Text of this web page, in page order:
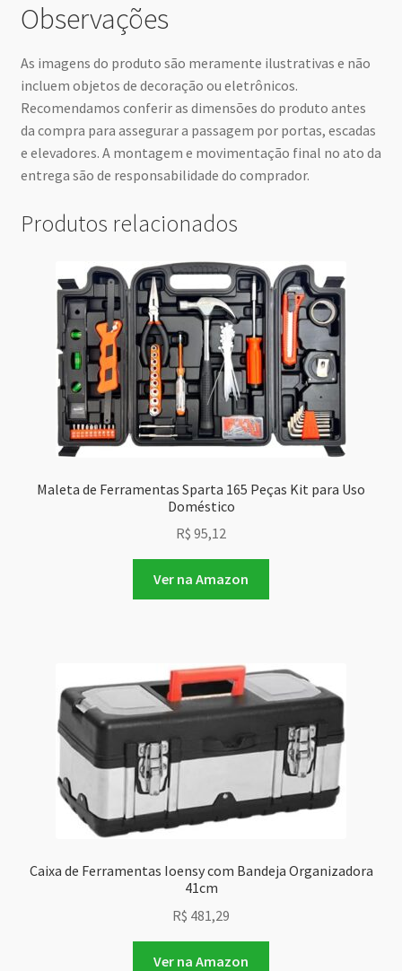
Observações
As imagens do produto são meramente ilustrativas e não
incluem objetos de decoração ou eletrônicos.
Recomendamos conferir as dimensões do produto antes
da compra para assegurar a passagem por portas, escadas
e elevadores. A montagem e movimentação final no ato da
entrega são de responsabilidade do comprador.
Produtos relacionados
Maleta de Ferramentas Sparta 165 Peças Kit para Uso
Doméstico
R$ 95,12
Ver na Amazon
Caixa de Ferramentas Ioensy com Bandeja Organizadora
41cm
R$ 481,29
Ver na Amazon